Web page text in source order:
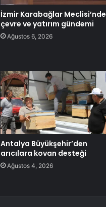
İzmir Karabağlar Meclisi’nde
çevre ve yatırım gündemi
Ağustos 6, 2026
Antalya Büyükşehir’den
arıcılara kovan desteği
Ağustos 4, 2026